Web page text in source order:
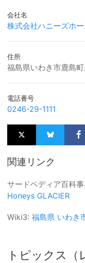
会社名
株式会社ハニーズホ
住所
福島県いわき市鹿島
電話番号
0246-29-1111
関連リンク
サードペディア百科
Honeys GLACIER
Wiki3: 福島県 いわき
トピックス（